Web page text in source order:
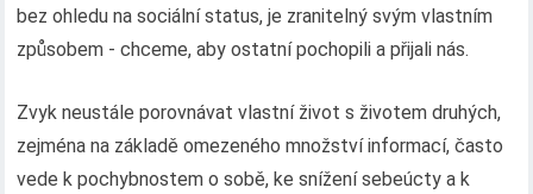
bez ohledu na sociální status, je zranitelný svým vlastním
způsobem - chceme, aby ostatní pochopili a přijali nás.
Zvyk neustále porovnávat vlastní život s životem druhých,
zejména na základě omezeného množství informací, často
vede k pochybnostem o sobě, ke snížení sebeúcty a k